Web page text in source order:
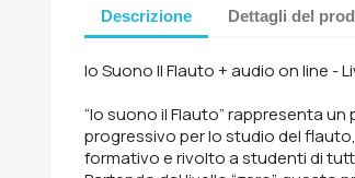
Descrizione Dettagli del
Io Suono Il Flauto + audio on line -
“Io suono il Flauto” rappresenta
progressivo per lo studio del
formativo e rivolto a studenti di